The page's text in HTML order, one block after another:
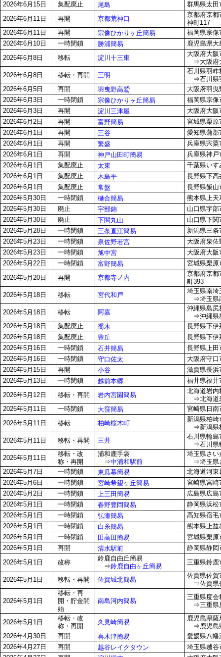
2026年6月15日
集配廃止 尾島
群馬県太田
2026年6月11日
再開 京都荒神口
京都府京都
神町117
2026年6月11日
再開 宗像ひかりヶ丘簡易
福岡県宗像
2026年6月10日
一時閉鎖 勝浦簡易
鹿児島県大
2026年6月8日
移転 淀川十三東
大阪府大阪
⇒大阪府
2026年6月8日
移転・再開 三明
石川県羽咋
⇒石川県
2026年6月5日
再開 羽曳野高鷲
大阪府羽曳
2026年6月3日
一時閉鎖 宗像ひかりヶ丘簡易
福岡県宗像
2026年6月3日
再開 淀川三津屋
大阪府大阪
2026年6月2日
再開 富野簡易
宮城県栗原
2026年6月1日
再開 三谷
愛知県蒲郡
2026年6月1日
再開 繁盛
兵庫県宍粟
2026年6月1日
再開 神戸山田町簡易
兵庫県神戸
2026年6月1日
集配廃止 太東
千葉県いす
2026年6月1日
集配廃止 木島平
長野県下高
2026年6月1日
集配廃止 常盤
長野県飯山
2026年5月30日
一時閉鎖 樋合簡易
熊本県上天
2026年5月30日
廃止 宇部錦
山口県宇部
2026年5月30日
廃止 下関丸山
山口県下関
2026年5月28日
一時閉鎖 三条直江簡易
新潟県三条
2026年5月23日
一時閉鎖 泉佐野若宮
大阪府泉佐
2026年5月23日
一時閉鎖 旭中宮
大阪府大阪
2026年5月22日
一時閉鎖 富野簡易
宮城県栗原
2026年5月20日
再開 京都寺ノ内
京都府京都
町393
2026年5月18日
移転 宮代和戸
埼玉県南埼
⇒埼玉県
2026年5月18日
移転 阿嘉
沖縄県島尻
⇒沖縄県
2026年5月18日
集配廃止 喬木
長野県下伊
2026年5月18日
集配廃止 豊丘
長野県下伊
2026年5月16日
一時閉鎖 石井簡易
長野県上田
2026年5月16日
一時閉鎖 守口佐太
大阪府守口
2026年5月15日
再開 小谷
滋賀県長浜
2026年5月13日
一時閉鎖 越前本郷
福井県福井
2026年5月12日
移転・再開 岩内宮園簡易
北海道岩内
⇒北海道
2026年5月11日
一時閉鎖 大窪簡易
宮崎県日南
2026年5月11日
移転 柏崎桜木町
新潟県柏崎
⇒新潟県
2026年5月11日
移転・再開 三井
石川県輪島
⇒石川県
2026年5月11日
移転・改
称・再開
浦和鹿手袋
⇒中浦和駅前
埼玉県さい
⇒埼玉県
2026年5月7日
一時閉鎖 東瓜幕簡易
北海道河東
2026年5月6日
一時閉鎖 宮崎希望ヶ丘簡易
宮崎県宮崎
2026年5月2日
一時閉鎖 上三田簡易
広島県広
2026年5月1日
一時閉鎖 春野豊岡簡易
静岡県浜松
2026年5月1日
一時閉鎖 弘瀬簡易
高知県宿毛
2026年5月1日
一時閉鎖 白糸簡易
熊本県上益
2026年5月1日
一時閉鎖 田高田簡易
宮城県栗原
2026年5月1日
再開 清水駅前
静岡県静岡
2026年5月1日
改称
鈴鹿自由丘簡易
⇒鈴鹿自由ヶ丘簡易
三重県鈴鹿
2026年5月1日 移転・再開 佐賀城北簡易
佐賀県佐賀
⇒佐賀県
2026年5月1日
移転・再
開・貯金開
始
南島河内簡易
三重県度会
⇒三重県
2026年5月1日
移転・改
称・再開
久見崎簡易
鹿児島県
⇒鹿児島
2026年4月30日
再開 喜木津簡易
愛媛県八幡
2026年4月27日
再開 越谷レイクタウン
埼玉県越谷